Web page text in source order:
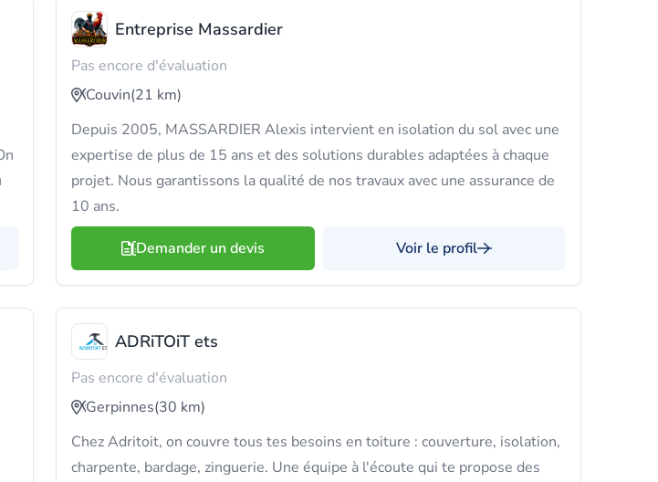
Entreprise Massardier
Pas encore d'évaluation
Couvin(21 km)
Depuis 2005, MASSARDIER Alexis intervient en isolation du sol avec une
expertise de plus de 15 ans et des solutions durables adaptées à chaque
projet. Nous garantissons la qualité de nos travaux avec une assurance de
10 ans.
Demander un devis Voir le profil
ADRiTOiT ets
Pas encore d'évaluation
Gerpinnes(30 km)
Chez Adritoit, on couvre tous tes besoins en toiture : couverture, isolation,
charpente, bardage, zinguerie. Une équipe à l'écoute qui te propose des